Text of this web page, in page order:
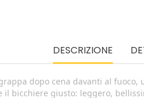
DESCRIZIONE
dopo cena davanti al
bicchiere giusto: leggero,